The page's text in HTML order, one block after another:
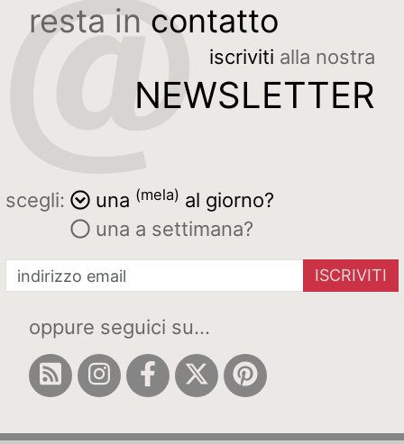
resta in contatto
iscriviti alla nostra
NEWSLETTER
scegli: una (mela) al giorno?
una a settimana?
ISCRIVITI
oppure seguici su...